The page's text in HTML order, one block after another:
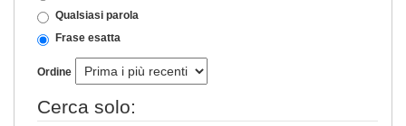
Qualsiasi parola
Frase esatta
Ordine
Cerca solo: